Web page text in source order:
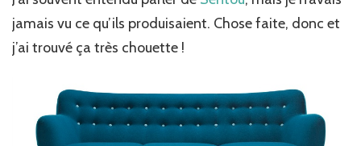
jamais vu ce qu’ils produisaient. Chose faite, donc et
j’ai trouvé ça très chouette !